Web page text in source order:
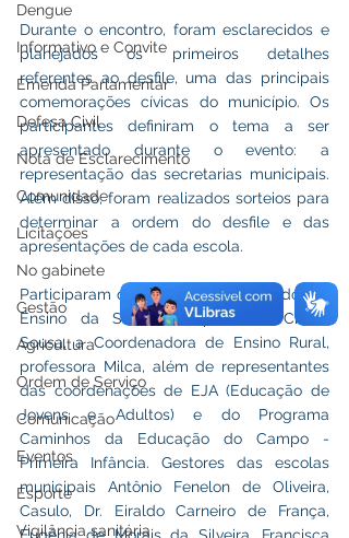
Dengue
Informativo e Convite
Emenda Parlamentar
Defesa Civil
Nota de Esclarecimento
Comunidade
Licitações
No gabinete
Gestão
Agricultura
Ordem de Serviço
Comunicação
Eventos
Esporte
Vigilância sanitária
Durante o encontro, foram esclarecidos e
planejados os primeiros detalhes
referentes ao desfile, uma das principais
comemorações cívicas do município. Os
participantes definiram o tema a ser
apresentado durante o evento: a
representação das secretarias municipais.
Além disso, foram realizados sorteios para
determinar a ordem do desfile e das
apresentações de cada escola.
Participaram da reunião o Coordenador de
Ensino da Secretaria, professor Cícero
Sousa, a Coordenadora de Ensino Rural,
professora Milca, além de representantes
das coordenações de EJA (Educação de
Jovens e Adultos) e do Programa
Caminhos da Educação do Campo -
Primeira Infância. Gestores das escolas
municipais Antônio Fenelon de Oliveira,
Casulo, Dr. Eiraldo Carneiro de França,
Eugênia de Morais da Silveira, Francisca